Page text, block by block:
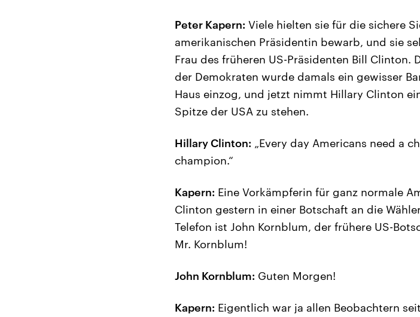
Peter Kapern: Viele hielten sie für die sichere
amerikanischen Präsidentin bewarb, und sie
Frau des früheren US-Präsidenten Bill Clinton.
der Demokraten wurde damals ein gewisser
Haus einzog, und jetzt nimmt Hillary Clinton
Spitze der USA zu stehen.
Hillary Clinton: „Every day Americans need a
champion.“
Kapern: Eine Vorkämpferin für ganz normale
Clinton gestern in einer Botschaft an die
Telefon ist John Kornblum, der frühere US-
Mr. Kornblum!
John Kornblum: Guten Morgen!
Kapern: Eigentlich war ja allen Beobachtern